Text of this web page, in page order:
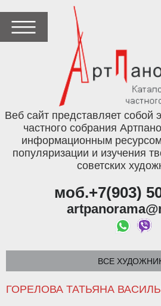
Веб сайт представляет собой
частного собрания
информационным
популяризации и изучения
советских
моб.+7(903)
ВСЕ
ГОРЕЛОВА ТАТЬЯНА